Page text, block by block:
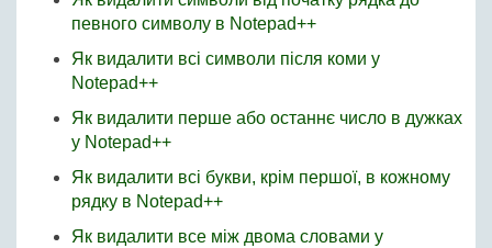
певного символу в Notepad++
Як видалити всі символи після коми у
Notepad++
Як видалити перше або останнє число в дужках
у Notepad++
Як видалити всі букви, крім першої, в кожному
рядку в Notepad++
Як видалити все між двома словами у